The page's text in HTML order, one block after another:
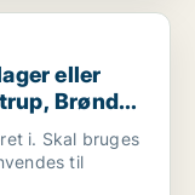
erhvervsgrund til
eller
Brøndby
i. Skal bruges
til